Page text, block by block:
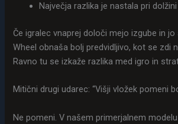
Največja razlika je nastala pri
Če igralec vnaprej določi mejo izgube in
Wheel obnaša bolj predvidljivo, kot se zdi
Ravno tu se izkaže razlika med igro in
Mitični drugi udarec: “Višji vložek pomeni
Ne pomeni. V našem primerjalnem